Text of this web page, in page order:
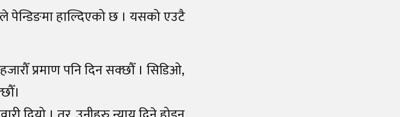
हाल्दिएको छ । यसको एउटै
प्रमाण पनि दिन सक्छौँ । सिडिओ,